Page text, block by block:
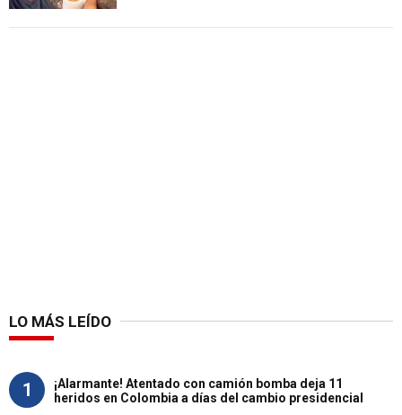
LO MÁS LEÍDO
1
¡Alarmante! Atentado con camión bomba deja 11
heridos en Colombia a días del cambio presidencial